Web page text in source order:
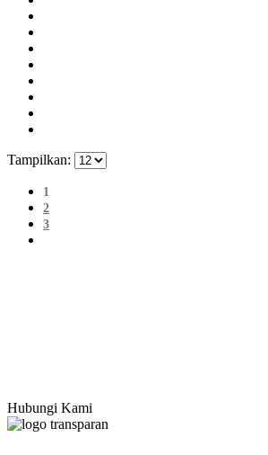
Tampilkan:
1
2
3
Hubungi Kami